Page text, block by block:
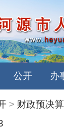
公开 办
> 财政预决算